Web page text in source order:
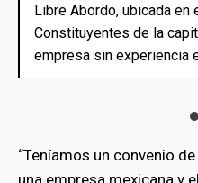
Libre Abordo, ubicada en
Constituyentes de la
empresa sin experiencia
Libre Abordo, ubicada en
Constituyentes de la
empresa sin experiencia
“Teníamos un convenio
una empresa mexicana y